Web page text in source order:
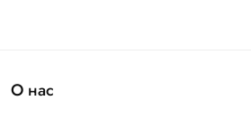
О нас